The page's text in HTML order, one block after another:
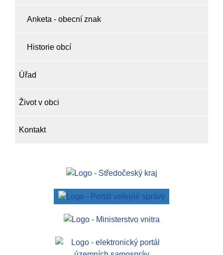
Anketa - obecní znak
Historie obcí
Úřad
Život v obci
Kontakt